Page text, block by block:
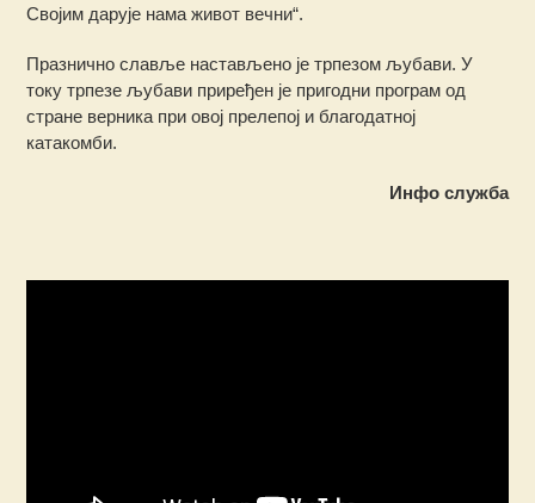
Својим дарује нама живот вечни“.
Празнично славље настављено је трпезом љубави. У
току трпезе љубави приређен је пригодни програм од
стране верника при овој прелепој и благодатној
катакомби.
Инфо служба